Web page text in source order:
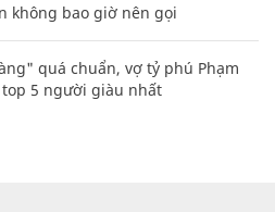
không bao giờ nên gọi
quá chuẩn, vợ tỷ phú Phạm
5 người giàu nhất